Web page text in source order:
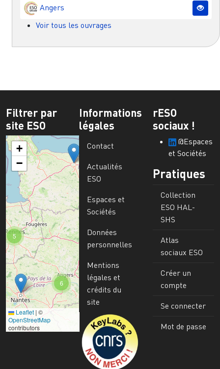
Angers
Voir tous les ouvrages
Filtrer par
site ESO
6
5
+
−
Leaflet | ©
OpenStreetMap
contributors
Informations
légales
Contact
Actualités
ESO
Espaces et
Sociétés
Données
personnelles
Mentions
légales et
crédits du
site
Image
rESO
sociaux !
@Espaces
et Sociétés
Pratiques
Collection
ESO HAL-
SHS
Atlas
sociaux ESO
Créer un
compte
Se connecter
Mot de passe